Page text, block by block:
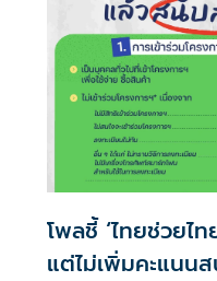
โพลชี้ ‘ไทยช่วยไ
แต่ไม่เพิ่มคะแนน